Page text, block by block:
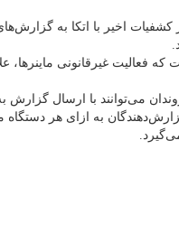
کشفیات اخیر با اتکا به
فعالیت غیرقانونی ماینرها،